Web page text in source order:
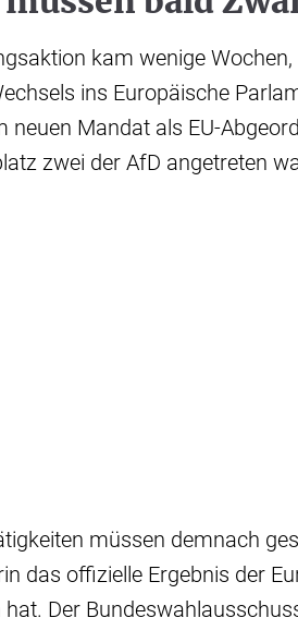
kam wenige
ins Europäische
neuen Mandat als EU-
zwei der AfD angetreten
müssen demnach
das offizielle Ergebnis der
hat. Der